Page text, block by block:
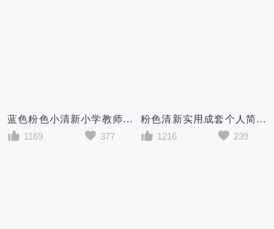
蓝色粉色小清新小学教师求职成套个人简历Word模板
1169
377
粉色清新实用成套个人简历Word模板
1216
239